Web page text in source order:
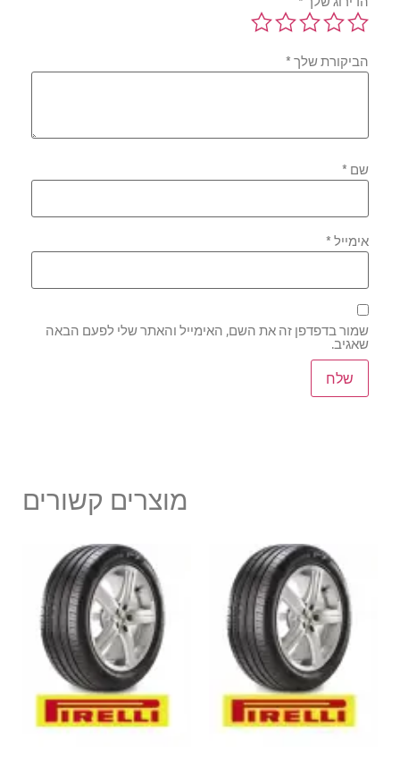
הביקורת שלך*
שם*
אימייל*
שמור בדפדפן זה את השם, האימייל והאתר שלי לפעם הבאה
שאגיב.
מוצרים קשורים